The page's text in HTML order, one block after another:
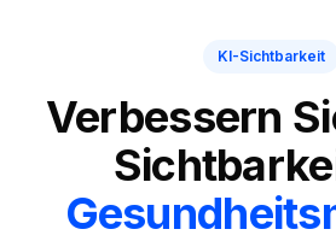
ÜBERWACHEN
RAIVE
Engine
Lösungen
Ressourcen
Kostenlose
KI-Sichtbarkeit
Verbessern